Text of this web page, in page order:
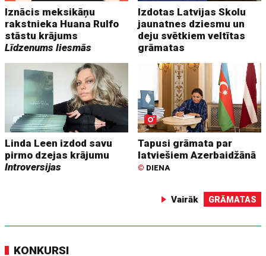
Iznācis meksikāņu
rakstnieka Huana Rulfo
stāstu krājums
Līdzenums liesmās
Izdotas Latvijas Skolu
jaunatnes dziesmu un
deju svētkiem veltītas
grāmatas
Linda Leen izdod savu
pirmo dzejas krājumu
Introversijas
Tapusi grāmata par
latviešiem Azerbaidžānā
© DIENA
Vairāk GRĀMATAS
KONKURSI